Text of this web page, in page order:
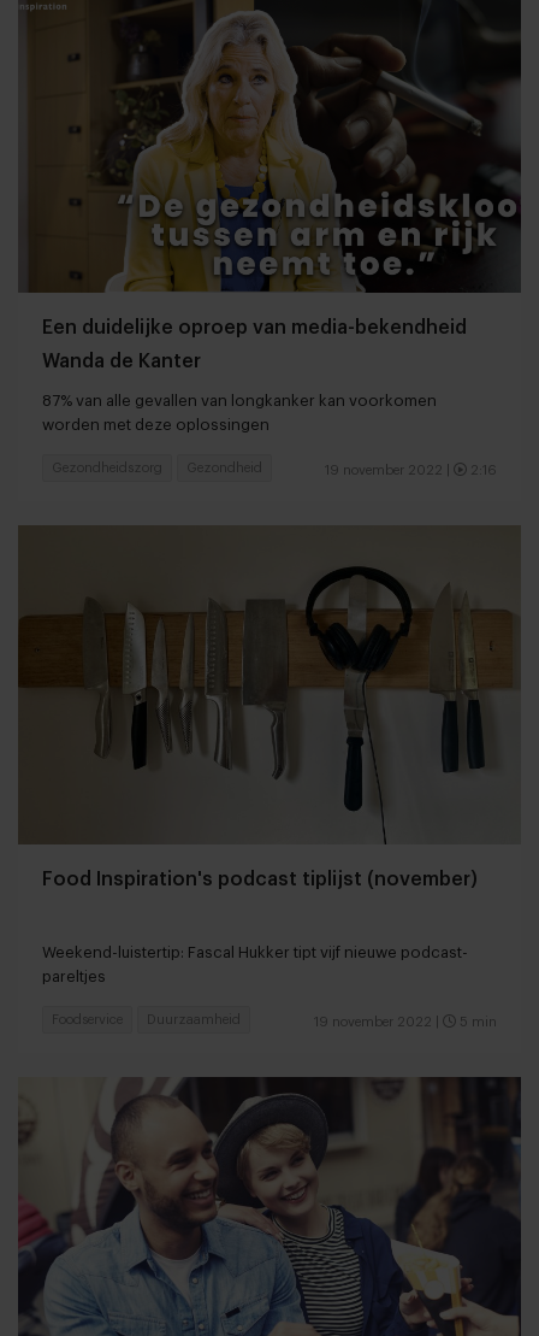
Een duidelijke oproep van media-bekendheid
Wanda de Kanter
87% van alle gevallen van longkanker kan voorkomen
worden met deze oplossingen
19 november 2022 2:16
Gezondheidszorg Gezondheid
Food Inspiration's podcast tiplijst (november)
Weekend-luistertip: Fascal Hukker tipt vijf nieuwe podcast-
pareltjes
19 november 2022 5 min
Foodservice Duurzaamheid